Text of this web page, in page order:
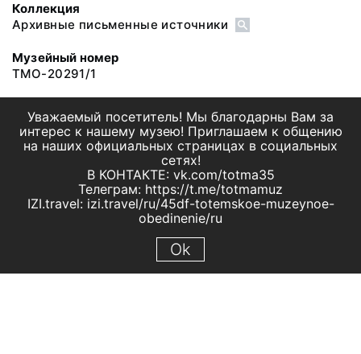
Коллекция
Архивные письменные источники
Музейный номер
ТМО-20291/1
Уважаемый посетитель! Мы благодарны Вам за
интерес к нашему музею! Приглашаем к общению
на наших официальных страницах в социальных
сетях!
В КОНТАКТЕ: vk.com/totma35
Телеграм: https://t.me/totmamuz
IZI.travel: izi.travel/ru/45df-totemskoe-muzeynoe-
obedinenie/ru
Ok